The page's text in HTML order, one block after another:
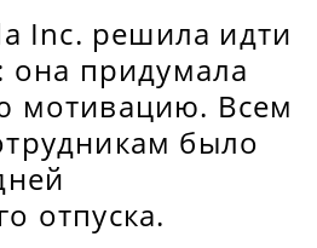
Inc. решила идти
она придумала
мотивацию. Всем
было
отпуска.